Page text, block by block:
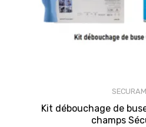
Kit débouchage de
champs